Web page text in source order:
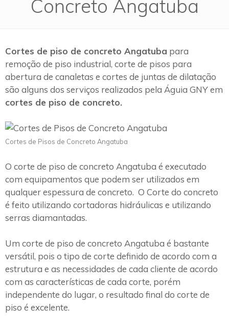
Concreto Angatuba
Cortes de piso de concreto Angatuba para
remoção de piso industrial, corte de pisos para
abertura de canaletas e cortes de juntas de dilatação
são alguns dos serviços realizados pela Águia GNY em
cortes de piso de concreto.
Cortes de Pisos de Concreto Angatuba
O corte de piso de concreto Angatuba é executado
com equipamentos que podem ser utilizados em
qualquer espessura de concreto. O Corte do concreto
é feito utilizando cortadoras hidráulicas e utilizando
serras diamantadas.
Um corte de piso de concreto Angatuba é bastante
versátil, pois o tipo de corte definido de acordo com a
estrutura e as necessidades de cada cliente de acordo
com as características de cada corte, porém
independente do lugar, o resultado final do corte de
piso é excelente.